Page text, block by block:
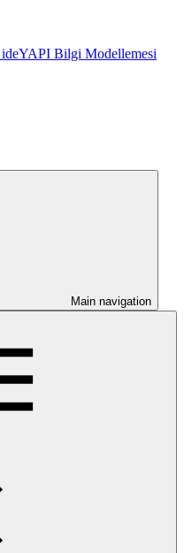
ideYAPI Bilgi Modellemesi
Main navigation